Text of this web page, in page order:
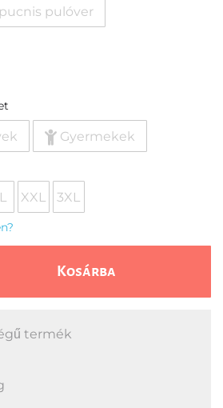
pulóver
Gyermekek
XXL 3XL
Kosárba
termék